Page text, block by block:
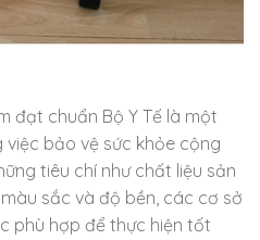
đạt chuẩn Bộ Y Tế là một
bảo vệ sức khỏe cộng
tiêu chí như chất liệu sản
sắc và độ bền, các cơ sở
phù hợp để thực hiện tốt